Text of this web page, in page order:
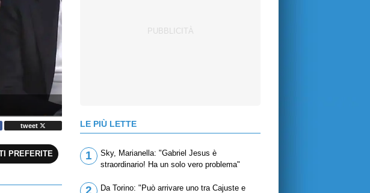
tweet
PREFERITE
LE PIÙ LETTE
1
Sky, Marianella: "Gabriel Jesus è
straordinario! Ha un solo vero problema"
2
Da Torino: "Può arrivare uno tra Cajuste e